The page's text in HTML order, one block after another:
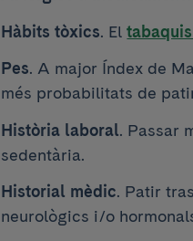
Hàbits tòxics. El
Pes. A major Índex de
més probabilitats de
Història laboral. Passar
sedentària.
Historial mèdic. Patir
neurològics i/o